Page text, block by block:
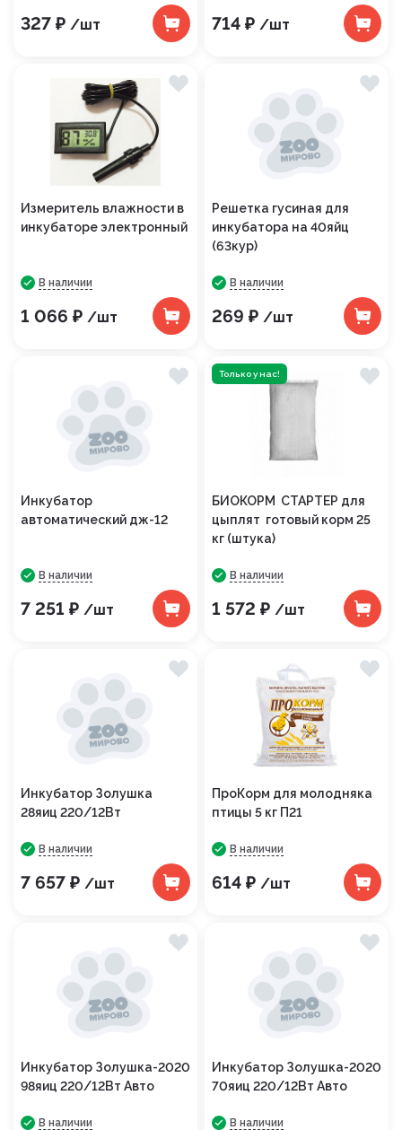
327 ₽ /шт 714 ₽ /шт
Измеритель влажности в
инкубаторе электронный
В наличии
1 066 ₽ /шт
Решетка гусиная для
инкубатора на 40яйц
(63кур)
В наличии
269 ₽ /шт
Инкубатор
автоматический дж-12
В наличии
7 251 ₽ /шт
БИОКОРМ СТАРТЕР для
цыплят готовый корм 25
кг (штука)
В наличии
1 572 ₽ /шт
Только у нас!
Инкубатор Золушка
28яиц 220/12Вт
В наличии
7 657 ₽ /шт
ПроКорм для молодняка
птицы 5 кг П21
В наличии
614 ₽ /шт
Инкубатор Золушка-2020
98яиц 220/12Вт Авто
В наличии
Инкубатор Золушка-2020
70яиц 220/12Вт Авто
В наличии